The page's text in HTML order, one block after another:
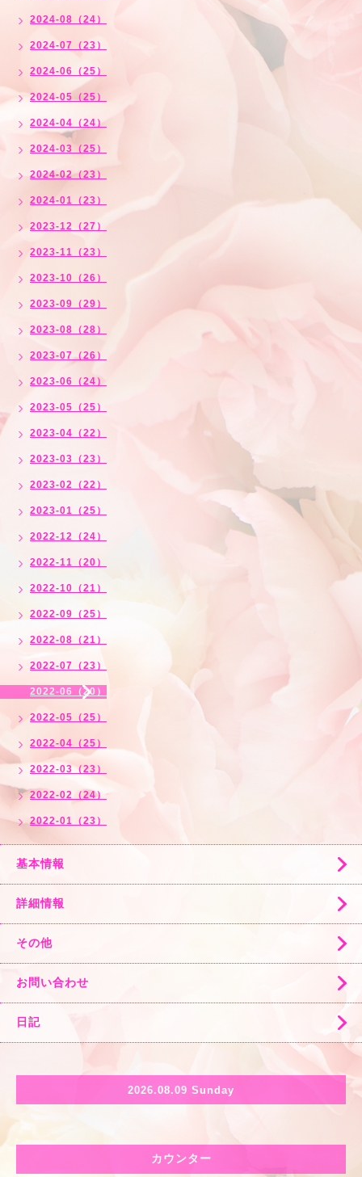
2024-08（24）
2024-07（23）
2024-06（25）
2024-05（25）
2024-04（24）
2024-03（25）
2024-02（23）
2024-01（23）
2023-12（27）
2023-11（23）
2023-10（26）
2023-09（29）
2023-08（28）
2023-07（26）
2023-06（24）
2023-05（25）
2023-04（22）
2023-03（23）
2023-02（22）
2023-01（25）
2022-12（24）
2022-11（20）
2022-10（21）
2022-09（25）
2022-08（21）
2022-07（23）
2022-06（20）
2022-05（25）
2022-04（25）
2022-03（23）
2022-02（24）
2022-01（23）
基本情報
詳細情報
その他
お問い合わせ
日記
2026.08.09 Sunday
カウンター